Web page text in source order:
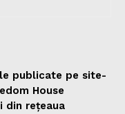
publicate pe site-
House
din rețeaua